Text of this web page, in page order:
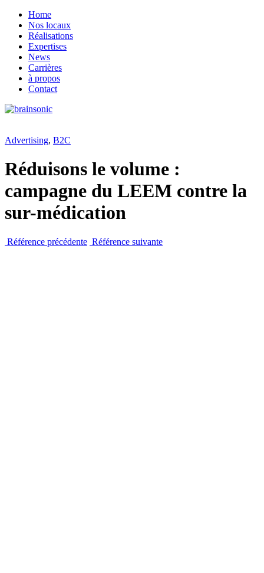
Home
Nos locaux
Réalisations
Expertises
News
Carrières
à propos
Contact
Advertising, B2C
Réduisons le volume :
campagne du LEEM contre la
sur-médication
Référence précédente Référence suivante